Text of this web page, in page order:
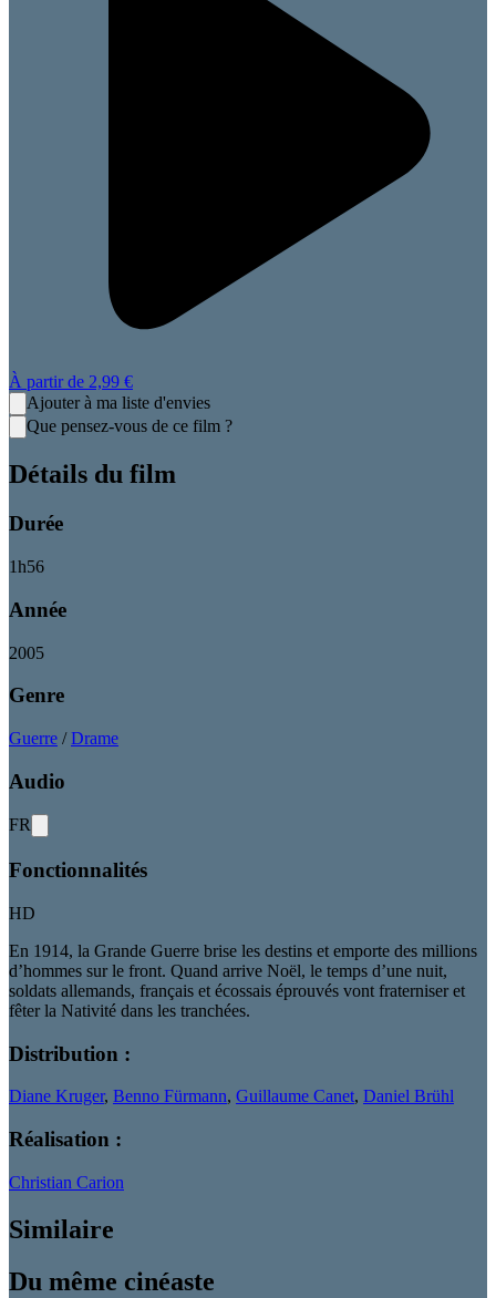
À partir de 2,99 €
Ajouter à ma liste d'envies
Que pensez-vous de ce film ?
Détails du film
Durée
1h56
Année
2005
Genre
Guerre /Drame
Audio
FR
Fonctionnalités
HD
En 1914, la Grande Guerre brise les destins et emporte des millions
d’hommes sur le front. Quand arrive Noël, le temps d’une nuit,
soldats allemands, français et écossais éprouvés vont fraterniser et
fêter la Nativité dans les tranchées.
Distribution :
Diane Kruger, Benno Fürmann, Guillaume Canet, Daniel Brühl
Réalisation :
Christian Carion
Similaire
Du même cinéaste